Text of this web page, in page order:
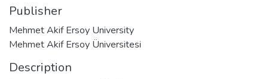
Publisher
Mehmet Akif Ersoy University
Mehmet Akif Ersoy Üniversitesi
Description